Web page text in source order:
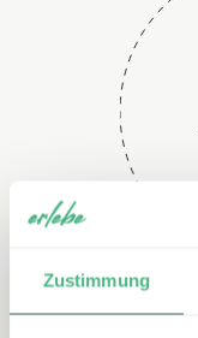
Zustimmung